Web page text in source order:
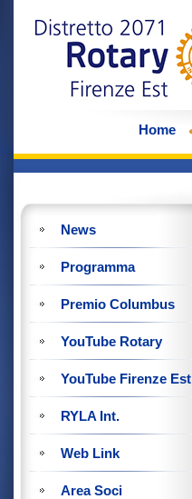
Home
News
Programma
Premio Columbus
YouTube Rotary
YouTube Firenze Est
RYLA Int.
Web Link
Area Soci